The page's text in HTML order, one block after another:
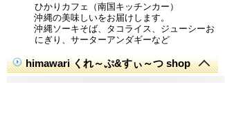
ひかりカフェ（南国キッチンカー）
沖縄の美味しいをお届けします。
沖縄ソーキそば、タコライス、ジューシーお
にぎり、サーターアンダギーなど
himawari くれ～ぷ&すぃ～つ shop